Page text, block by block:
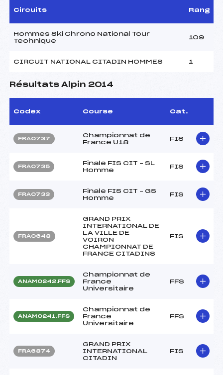
Circuits Rang
Hommes Ski Chrono National Tour
Technique
109
CIRCUIT NATIONAL CITADIN HOMMES 1
Résultats Alpin 2014
Codex Course Cat.
FRA0737
Championnat de
France U18
FIS
FRA0735
Finale FIS CIT – SL
Homme
FIS
FRA0733
Finale FIS CIT – GS
Homme
FIS
FRA0648
GRAND PRIX
INTERNATIONAL DE
LA VILLE DE
VOIRON
CHAMPIONNAT DE
FRANCE CITADINS
FIS
ANAM0242.FFS
Championnat de
France
Universitaire
FFS
ANAM0241.FFS
Championnat de
France
Universitaire
FFS
FRA6874
GRAND PRIX
INTERNATIONAL
CITADIN
FIS